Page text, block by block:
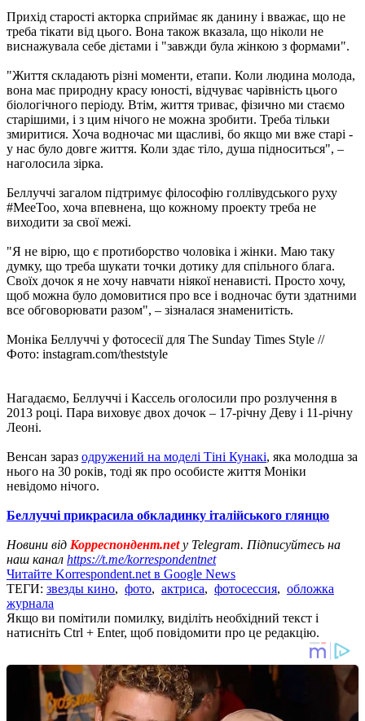
Прихід старості акторка сприймає як данину і вважає, що не
треба тікати від цього. Вона також вказала, що ніколи не
виснажувала себе дієтами і "завжди була жінкою з формами".
"Життя складають різні моменти, етапи. Коли людина молода,
вона має природну красу юності, відчуває чарівність цього
біологічного періоду. Втім, життя триває, фізично ми стаємо
старішими, і з цим нічого не можна зробити. Треба тільки
змиритися. Хоча водночас ми щасливі, бо якщо ми вже старі -
у нас було довге життя. Коли здає тіло, душа підноситься", –
наголосила зірка.
Беллуччі загалом підтримує філософію голлівудського руху
#MeeToo, хоча впевнена, що кожному проекту треба не
виходити за свої межі.
"Я не вірю, що є протиборство чоловіка і жінки. Маю таку
думку, що треба шукати точки дотику для спільного блага.
Своїх дочок я не хочу навчати ніякої ненависті. Просто хочу,
щоб можна було домовитися про все і водночас бути здатними
все обговорювати разом", – зізналася знаменитість.
Моніка Беллуччі у фотосесії для The Sunday Times Style //
Фото: instagram.com/theststyle
Нагадаємо, Беллуччі і Кассель оголосили про розлучення в
2013 році. Пара виховує двох дочок – 17-річну Деву і 11-річну
Леоні.
Венсан зараз одружений на моделі Тіні Кунакі, яка молодша за
нього на 30 років, тоді як про особисте життя Моніки
невідомо нічого.
Беллуччі прикрасила обкладинку італійського глянцю
Новини від Корреспондент.netу Telegram. Підписуйтесь на
наш канал https://t.me/korrespondentnet
Читайте Korrespondent.net в Google News
ТЕГИ: звезды кино, фото, актриса, фотосессия, обложка
журнала
Якщо ви помітили помилку, виділіть необхідний текст і
натисніть Ctrl + Enter, щоб повідомити про це редакцію.